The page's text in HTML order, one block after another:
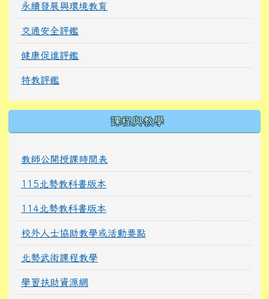
永續發展與環境教育
交通安全評鑑
健康促進評鑑
特教評鑑
課程與教學
教師公開授課時間表
115北勢教科書版本
114北勢教科書版本
校外人士協助教學或活動要點
北勢武術課程教學
學習扶助資源網